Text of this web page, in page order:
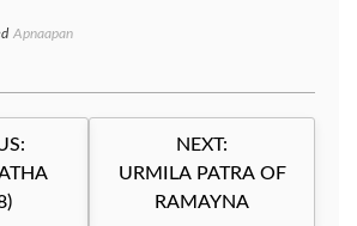
Apnaapan
NEXT:
URMILA PATRA OF
RAMAYNA